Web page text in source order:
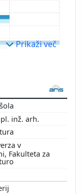
Prikaži več
inž. arh.
v
Fakulteta za